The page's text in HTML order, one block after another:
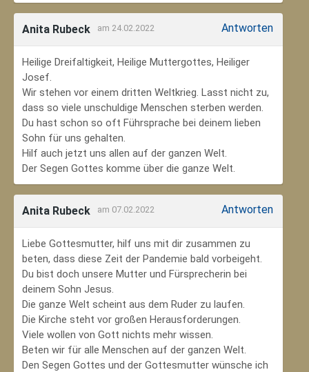
Anita Rubeck am 24.02.2022 Antworten
Heilige Dreifaltigkeit, Heilige Muttergottes, Heiliger
Josef.
Wir stehen vor einem dritten Weltkrieg. Lasst nicht zu,
dass so viele unschuldige Menschen sterben werden.
Du hast schon so oft Führsprache bei deinem lieben
Sohn für uns gehalten.
Hilf auch jetzt uns allen auf der ganzen Welt.
Der Segen Gottes komme über die ganze Welt.
Anita Rubeck am 07.02.2022 Antworten
Liebe Gottesmutter, hilf uns mit dir zusammen zu
beten, dass diese Zeit der Pandemie bald vorbeigeht.
Du bist doch unsere Mutter und Fürsprecherin bei
deinem Sohn Jesus.
Die ganze Welt scheint aus dem Ruder zu laufen.
Die Kirche steht vor großen Herausforderungen.
Viele wollen von Gott nichts mehr wissen.
Beten wir für alle Menschen auf der ganzen Welt.
Den Segen Gottes und der Gottesmutter wünsche ich